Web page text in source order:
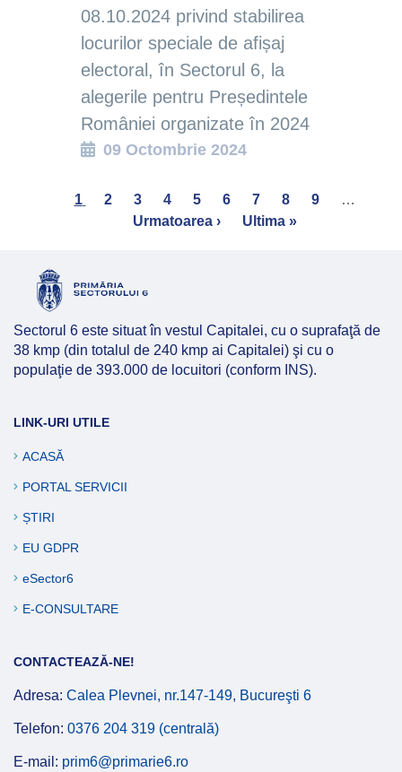
08.10.2024 privind stabilirea
locurilor speciale de afișaj
electoral, în Sectorul 6, la
alegerile pentru Președintele
României organizate în 2024
09 Octombrie 2024
PaginationCurrent
1 Page
2 Page
3 Page
4 Page
5 Page
6 Page
7 Page
8 Page
9 …
Urmatoarea ›
Last
Ultima »
Sectorul 6 este situat în vestul Capitalei, cu o suprafaţă de
38 kmp (din totalul de 240 kmp ai Capitalei) şi cu o
populaţie de 393.000 de locuitori (conform INS).
LINK-URI UTILE
ACASĂ
PORTAL SERVICII
ȘTIRI
EU GDPR
eSector6
E-CONSULTARE
CONTACTEAZĂ-NE!
Adresa: Calea Plevnei, nr.147-149, Bucureşti 6
Telefon: 0376 204 319 (centrală)
E-mail: prim6@primarie6.ro